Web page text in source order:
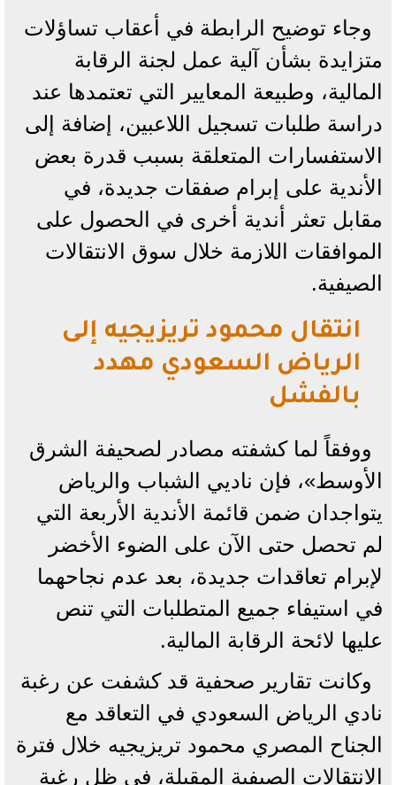
وجاء توضيح الرابطة في أعقاب تساؤلات
متزايدة بشأن آلية عمل لجنة الرقابة
المالية، وطبيعة المعايير التي تعتمدها عند
دراسة طلبات تسجيل اللاعبين، إضافة إلى
الاستفسارات المتعلقة بسبب قدرة بعض
الأندية على إبرام صفقات جديدة، في
مقابل تعثر أندية أخرى في الحصول على
الموافقات اللازمة خلال سوق الانتقالات
الصيفية.
انتقال محمود تريزيجيه إلى
الرياض السعودي مهدد
بالفشل
ووفقاً لما كشفته مصادر لصحيفة الشرق
الأوسط»، فإن ناديي الشباب والرياض
يتواجدان ضمن قائمة الأندية الأربعة التي
لم تحصل حتى الآن على الضوء الأخضر
لإبرام تعاقدات جديدة، بعد عدم نجاحهما
في استيفاء جميع المتطلبات التي تنص
عليها لائحة الرقابة المالية.
وكانت تقارير صحفية قد كشفت عن رغبة
نادي الرياض السعودي في التعاقد مع
الجناح المصري محمود تريزيجيه خلال فترة
الانتقالات الصيفية المقبلة، في ظل رغبة